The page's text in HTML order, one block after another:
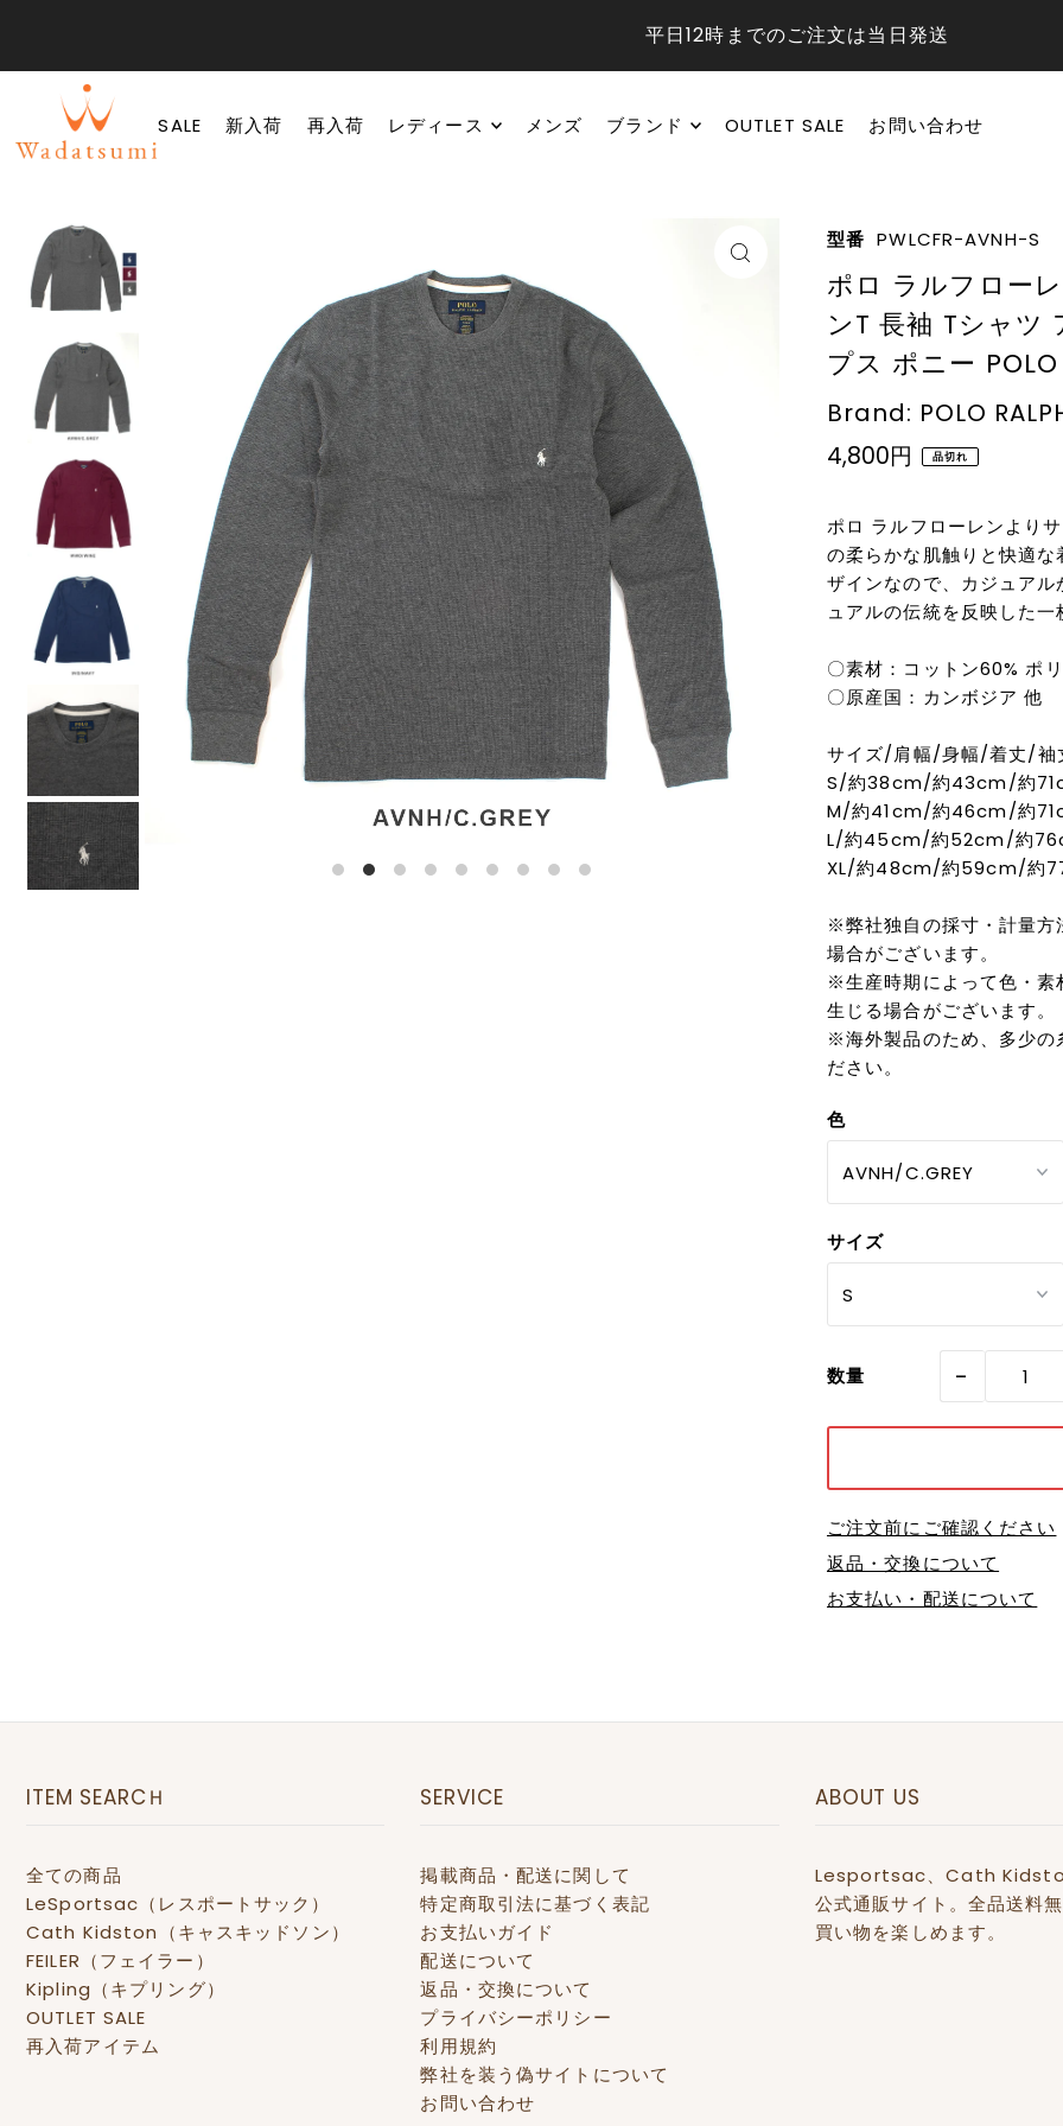
平日12時までのご注文は当日発送
SALE 新入荷 再入荷 レディース メンズ ブランド OUTLET SALE お問い合わせ
型番 PWLCFR-AVNH-S
ポロ ラルフロー
ンT 長袖 Tシャツ
プス ポニー
Brand: POLO
4,800円 品切れ
ポロ ラルフローレンより
の柔らかな肌触りと快適
ザインなので、カジュア
ュアルの伝統を反映した
〇素材：コットン60% ポ
〇原産国：カンボジア 他
サイズ/肩幅/身幅/着丈/袖
S/約38cm/約43cm/約
M/約41cm/約46cm/約
L/約45cm/約52cm/約
XL/約48cm/約59cm/約
※弊社独自の採寸・計量方
場合がございます。
※生産時期によって色・素
生じる場合がございます。
※海外製品のため、多少の
ださい。
色
サイズ
数量 -
ご注文前にご確認ください
返品・交換について
お支払い・配送について
ITEM SEARCＨ
全ての商品
LeSportsac（レスポートサック）
Cath Kidston（キャスキッドソン）
FEILER（フェイラー）
Kipling（キプリング）
OUTLET SALE
再入荷アイテム
SERVICE
掲載商品・配送に関して
特定商取引法に基づく表記
お支払いガイド
配送について
返品・交換について
プライバシーポリシー
利用規約
弊社を装う偽サイトについて
お問い合わせ
ABOUT US
Lesportsac、Cath Kidston
公式通販サイト。全品送料
買い物を楽しめます。